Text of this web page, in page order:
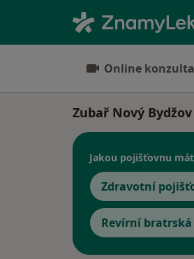
Online
Zubař Nový Bydžov
Jakou pojišťovnu
Zdravotní
Revírní